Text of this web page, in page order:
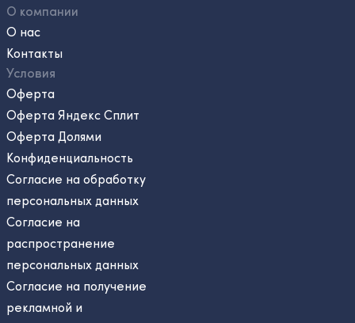
О компании
О нас
Контакты
Условия
Оферта
Оферта Яндекс Сплит
Оферта Долями
Конфиденциальность
Согласие на обработку
персональных данных
Согласие на
распространение
персональных данных
Согласие на получение
рекламной и